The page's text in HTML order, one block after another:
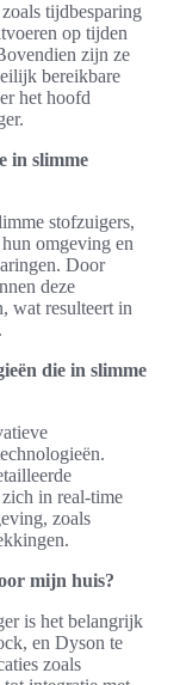
tijdbesparing
op tijden
zijn ze
bereikbare
het hoofd
in slimme
stofzuigers,
omgeving en
Door
deze
wat resulteert in
die in slimme
in real-time
zoals
mijn huis?
is het belangrijk
en Dyson te
zoals